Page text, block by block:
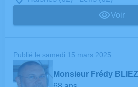
Voir
Publié le samedi 15 mars 2025
Monsieur Frédy BLIEZ